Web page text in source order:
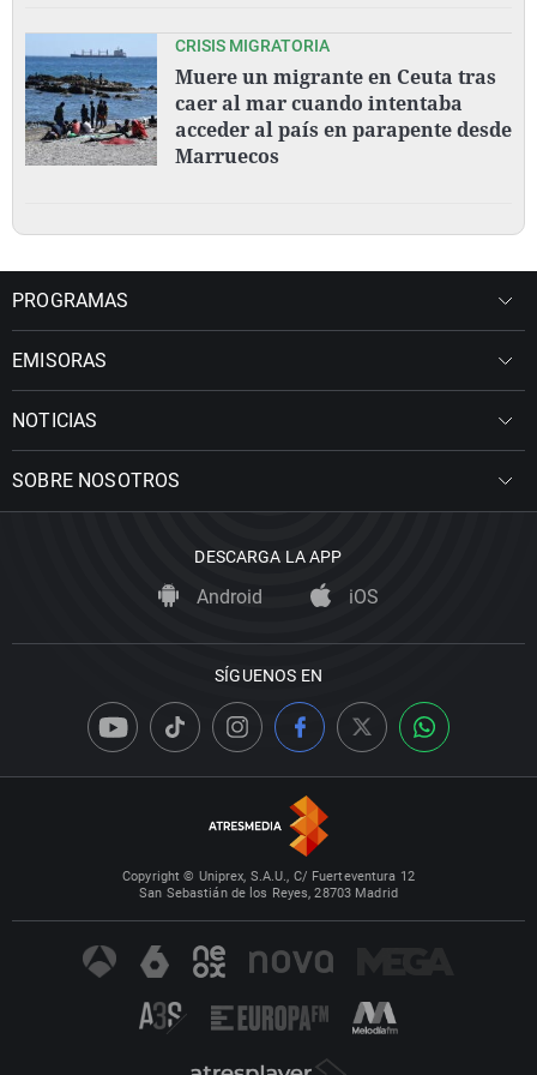
CRISIS MIGRATORIA
Muere un migrante en Ceuta tras
caer al mar cuando intentaba
acceder al país en parapente desde
Marruecos
PROGRAMAS
EMISORAS
NOTICIAS
SOBRE NOSOTROS
DESCARGA LA APP
Android iOS
SÍGUENOS EN
Copyright © Uniprex, S.A.U., C/ Fuerteventura 12
San Sebastián de los Reyes, 28703 Madrid